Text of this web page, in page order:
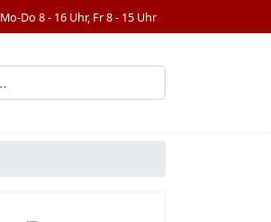
Mo-Do 8 - 16 Uhr, Fr 8 - 15 Uhr